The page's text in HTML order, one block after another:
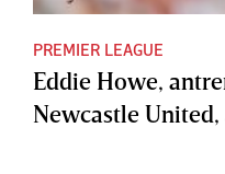
PREMIER LEAGUE
Eddie Howe,
Newcastle